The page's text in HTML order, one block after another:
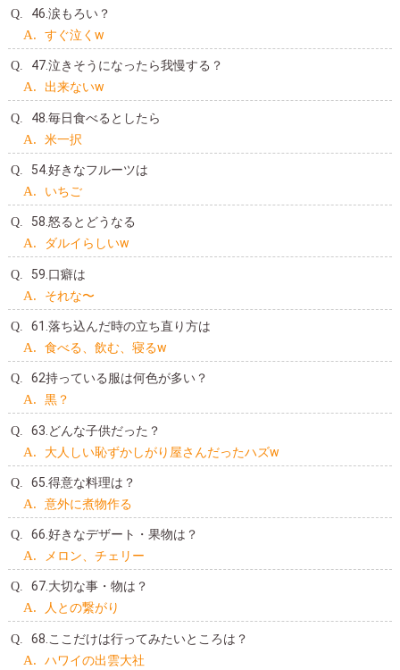
46.涙もろい？
すぐ泣くw
47.泣きそうになったら我慢する？
出来ないw
48.毎日食べるとしたら
米一択
54.好きなフルーツは
いちご
58.怒るとどうなる
ダルイらしいw
59.口癖は
それな〜
61.落ち込んだ時の立ち直り方は
食べる、飲む、寝るw
62持っている服は何色が多い？
黒？
63.どんな子供だった？
大人しい恥ずかしがり屋さんだったハズw
65.得意な料理は？
意外に煮物作る
66.好きなデザート・果物は？
メロン、チェリー
67.大切な事・物は？
人との繋がり
68.ここだけは行ってみたいところは？
ハワイの出雲大社